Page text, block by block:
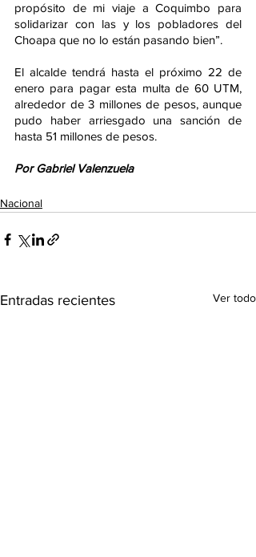
propósito de mi viaje a Coquimbo para
solidarizar con las y los pobladores del
Choapa que no lo están pasando bien”.
El alcalde tendrá hasta el próximo 22 de
enero para pagar esta multa de 60 UTM,
alrededor de 3 millones de pesos, aunque
pudo haber arriesgado una sanción de
hasta 51 millones de pesos.
Por Gabriel Valenzuela
Nacional
Entradas recientes Ver todo